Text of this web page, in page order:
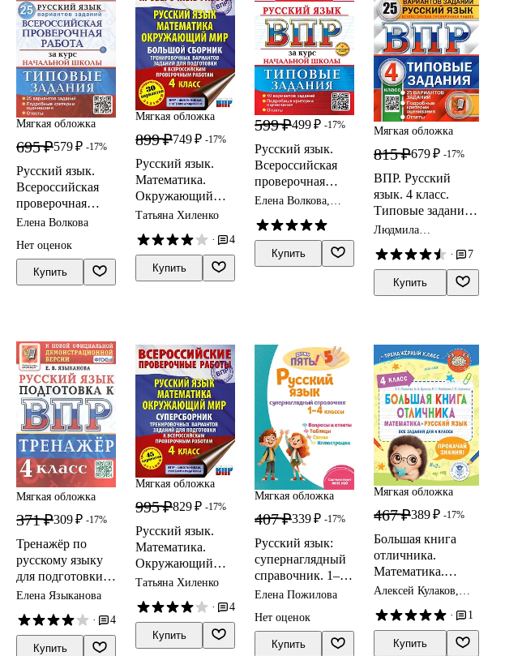
Мягкая обложка
695 ₽579 ₽ -17%
Русский язык.
Всероссийская
проверочная
работа за курс
школы. Типовые
задания. 25
вариантов
Елена Волкова
Нет оценок
Купить
Мягкая обложка
899 ₽749 ₽ -17%
Русский язык.
Математика.
Окружающий
мир. Большой
тренировочных
вариантов
заданий для
Татьяна Хиленко
·
4
Купить
599 ₽499 ₽ -17%
Русский язык.
Всероссийская
проверочная
работа за курс
школы. 10
вариантов.
Типовые задания.
Елена Волкова,
Анна Тарасова
Купить
Мягкая обложка
815 ₽679 ₽ -17%
ВПР. Русский
язык. 4 класс.
Типовые задания.
25 вариантов
Подробные
критерии
оценивания.
Людмила
Андрей Кузнецов
· 7
Купить
Мягкая обложка
371 ₽309 ₽ -17%
Тренажёр по
русскому языку
для подготовки к
ВПР. 4 класс
Елена Языканова
·
4
Купить
Мягкая обложка
995 ₽829 ₽ -17%
Русский язык.
Математика.
Окружающий
мир.
тренировочных
вариантов
заданий для
Татьяна Хиленко
·
4
Купить
Мягкая обложка
407 ₽339 ₽ -17%
Русский язык:
супернаглядный
справочник. 1–4
классы
Елена Пожилова
Нет оценок
Купить
Мягкая обложка
467 ₽389 ₽ -17%
Большая книга
отличника.
Математика.
Русский язык. Все
класса
Алексей Кулаков,
Татьяна Позднева
· 1
Купить